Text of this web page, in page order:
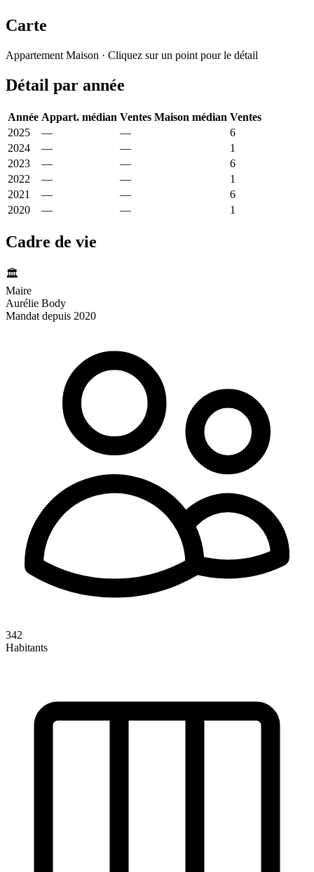
Carte
−
Appartement Maison · Cliquez sur un point pour le détail
Détail par année
Année Appart. médian Ventes Maison médian Ventes
2025
— —
6
2024
— —
1
2023
— —
6
2022
— —
1
2021
— —
6
2020
— — 1
Cadre de vie
🏛️
Maire
Aurélie Body
Mandat depuis 2020
342
Habitants